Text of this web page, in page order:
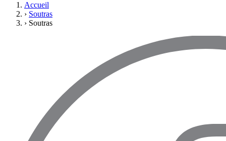
Accueil
› Soutras
› Soutras